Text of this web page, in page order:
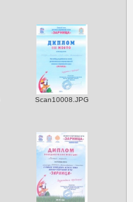
Scan10008.JPG